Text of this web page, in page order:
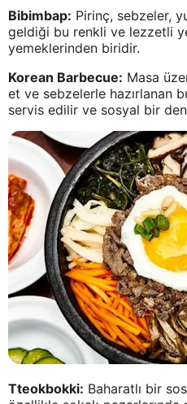
Bibimbap: Pirinç, sebzeler,
geldiği bu renkli ve lezzetli
yemeklerinden biridir.
Korean Barbecue: Masa
et ve sebzelerle hazırlanan
servis edilir ve sosyal bir
Tteokbokki: Baharatlı bir